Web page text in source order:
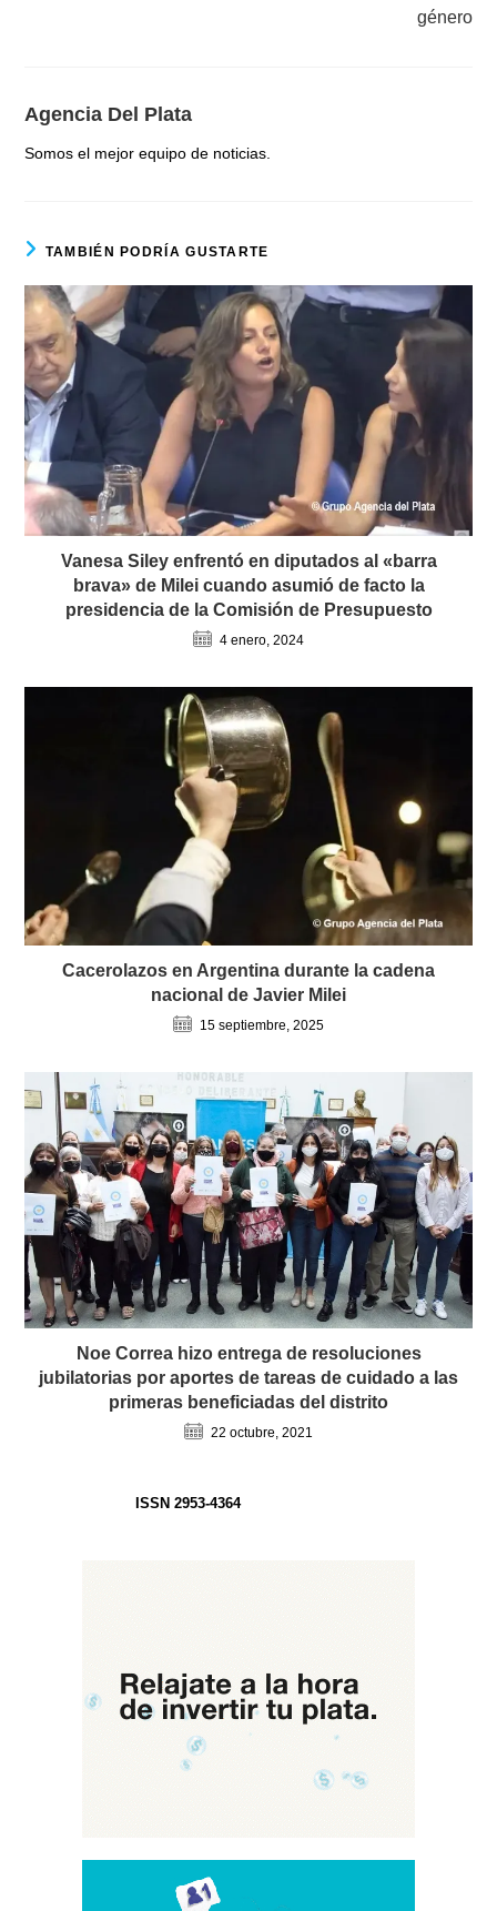
género
Agencia Del Plata
Somos el mejor equipo de noticias.
TAMBIÉN PODRÍA GUSTARTE
Vanesa Siley enfrentó en diputados al «barra
brava» de Milei cuando asumió de facto la
presidencia de la Comisión de Presupuesto
4 enero, 2024
Cacerolazos en Argentina durante la cadena
nacional de Javier Milei
15 septiembre, 2025
Noe Correa hizo entrega de resoluciones
jubilatorias por aportes de tareas de cuidado a las
primeras beneficiadas del distrito
22 octubre, 2021
ISSN 2953-4364